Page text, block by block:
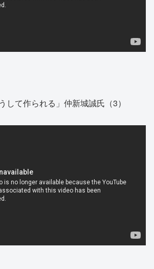
て作られる」仲新城誠氏（3）